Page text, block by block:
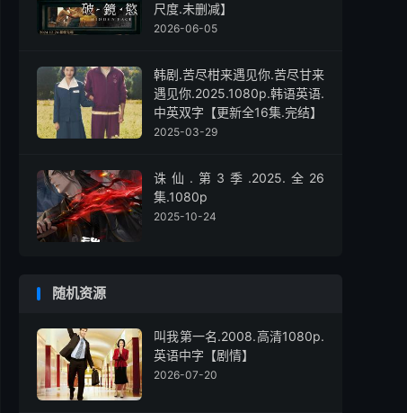
尺度.未删减】
2026-06-05
韩剧.苦尽柑来遇见你.苦尽甘来
遇见你.2025.1080p.韩语英语.
中英双字【更新全16集.完结】
2025-03-29
诛仙.第3季.2025.全26
集.1080p
2025-10-24
随机资源
叫我第一名.2008.高清1080p.
英语中字【剧情】
2026-07-20